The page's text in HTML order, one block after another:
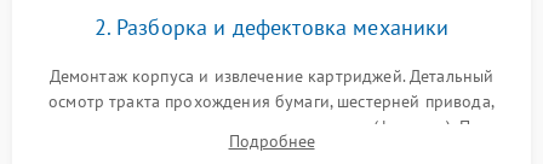
2. Разборка и дефектовка механики
Демонтаж корпуса и извлечение картриджей. Детальный
осмотр тракта прохождения бумаги, шестерней привода,
роликов захвата и узла термозакрепления (фьюзера). Поиск
физического износа и повреждений деталей.
Подробнее